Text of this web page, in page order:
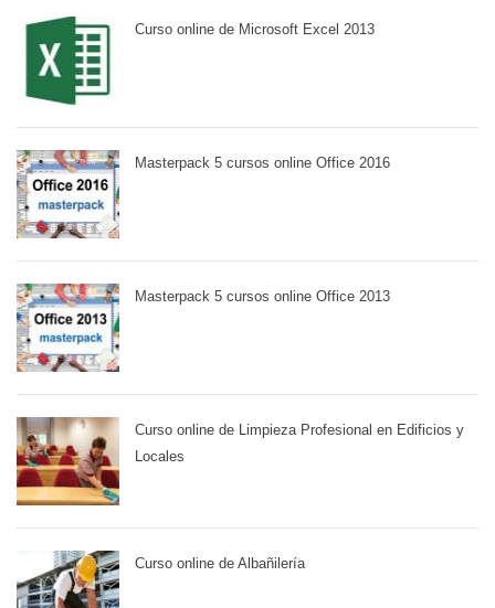
Curso online de Microsoft Excel 2013
Masterpack 5 cursos online Office 2016
Masterpack 5 cursos online Office 2013
Curso online de Limpieza Profesional en Edificios y
Locales
Curso online de Albañilería